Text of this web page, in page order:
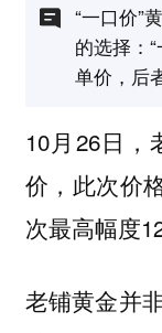
“一口价”
的选择：
单价，后
10月26日
价，此次价
次最高幅度
老铺黄金并